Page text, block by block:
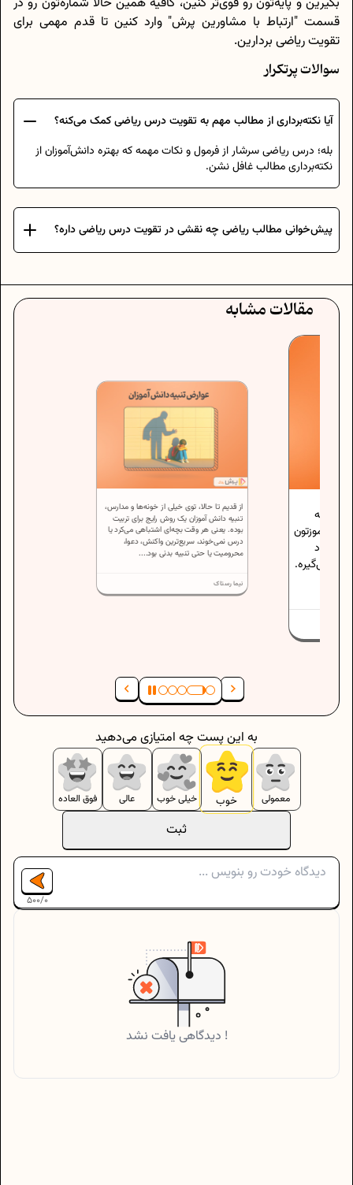
قسمت "ارتباط با مشاورین پرش" وارد کنین تا قدم مهمی برای
تقویت ریاضی بردارین.
سوالات پرتکرار
آیا نکته‌برداری از مطالب مهم به تقویت درس ریاضی کمک می‌کنه؟
بله؛ درس ریاضی سرشار از فرمول و نکات مهمه که بهتره دانش‌آموزان از
نکته‌برداری مطالب غافل نشن.
پیش‌خوانی مطالب ریاضی چه نقشی در تقویت درس ریاضی داره؟
مقالات مشابه
همیشه
وجود
رو نمی‌گیره.
از قدیم تا حالا، توی خیلی از خونه‌ها و مدارس،
تنبیه دانش آموزان یک روش رایج برای تربیت
بوده. یعنی هر وقت بچه‌ای اشتباهی می‌کرد یا
درس نمی‌خوند، سریع‌ترین واکنش، دعوا،
محرومیت یا حتی تنبیه بدنی بود....
نیما رستاک
ثبت
معمولی خوب خیلی خوب عالی فوق العاده
به این پست چه امتیازی می‌دهید
500/0
دیدگاهی یافت نشد !